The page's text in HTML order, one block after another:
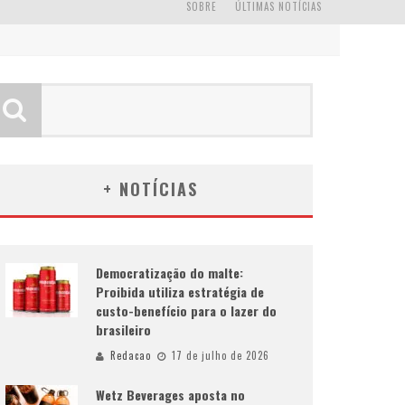
ÚLTIMAS NOTÍCIAS
SOBRE
+ NOTÍCIAS
Democratização do malte:
Proibida utiliza estratégia de
custo-benefício para o lazer do
brasileiro
Redacao 17 de julho de 2026
Wetz Beverages aposta no